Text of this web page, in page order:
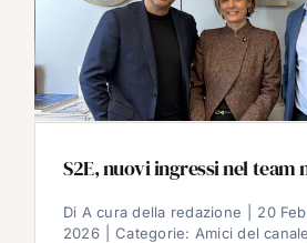
S2E, nuovi ingressi nel team
Di A cura della redazione
20
2026
Categorie: Amici del canale